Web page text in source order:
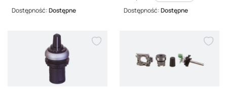
Dostępność:Dostępne Dostępność:Dostępne